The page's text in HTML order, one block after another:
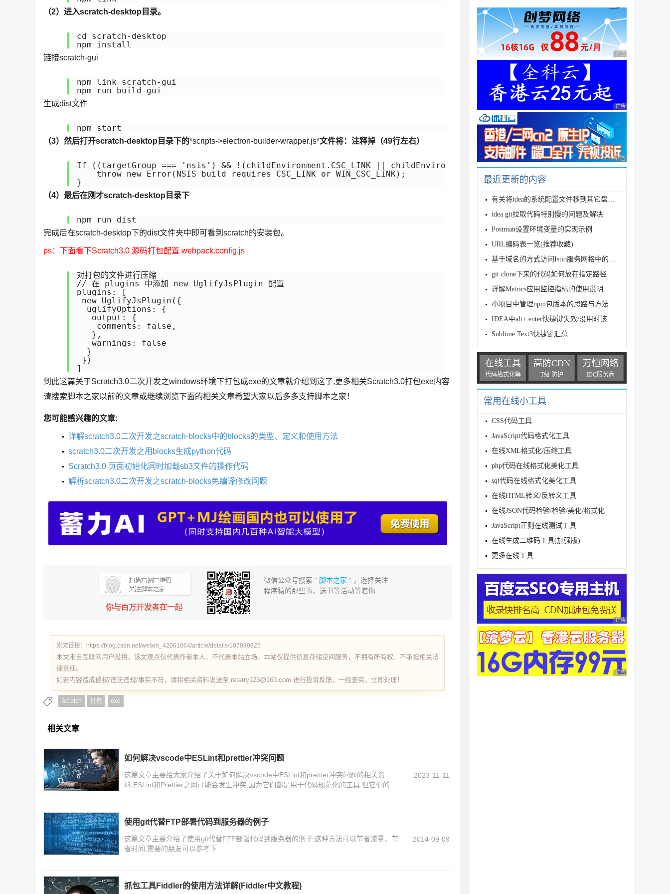
（2）进入scratch-desktop目录。
cd scratch-desktop
npm install
链接scratch-gui
npm link scratch-gui
npm run build-gui
生成dist文件
npm start
（3）然后打开scratch-desktop目录下的*scripts->electron-builder-wrapper.js*文件将：注释掉（49行左右）
If ((targetGroup === 'nsis') && !(childEnvironment.CSC_LINK || childEnvironment.WIN_CSC_LINK)) {
    throw new Error(NSIS build requires CSC_LINK or WIN_CSC_LINK);
}
（4）最后在刚才scratch-desktop目录下
npm run dist
完成后在scratch-desktop下的dist文件夹中即可看到scratch的安装包。
ps：下面看下Scratch3.0 源码打包配置 webpack.config.js
对打包的文件进行压缩
// 在 plugins 中添加 new UglifyJsPlugin 配置
plugins: [
new UglifyJsPlugin({
  uglifyOptions: {
   output: {
    comments: false,
   },
   warnings: false
  }
})
]
到此这篇关于Scratch3.0二次开发之windows环境下打包成exe的文章就介绍到这了,更多相关Scratch3.0打包exe内容
请搜索脚本之家以前的文章或继续浏览下面的相关文章希望大家以后多多支持脚本之家！
您可能感兴趣的文章:
详解scratch3.0二次开发之scratch-blocks中的blocks的类型、定义和使用方法
scratch3.0二次开发之用blocks生成python代码
Scratch3.0 页面初始化同时加载sb3文件的操作代码
解析scratch3.0二次开发之scratch-blocks免编译修改问题
微信公众号搜索 “脚本之家 ” ，选择关注
程序猿的那些事、送书等活动等着你
原文链接：https://blog.csdn.net/weixin_42061064/article/details/107080825
本文来自互联网用户投稿，该文观点仅代表作者本人，不代表本站立场。本站仅提供信息存储空间服务，不拥有所有权，不承担相关法
律责任。
如若内容造成侵权/违法违规/事实不符，请将相关资料发送至 reterry123@163.com 进行投诉反馈，一经查实，立即处理！
Scratch 打包 exe
相关文章
如何解决vscode中ESLint和prettier冲突问题
这篇文章主要给大家介绍了关于如何解决vscode中ESLint和prettier冲突问题的相关资
料,ESLint和Prettier之间可能会发生冲突,因为它们都是用于代码规范化的工具,但它们的规
2023-11-11
使用git代替FTP部署代码到服务器的例子
这篇文章主要介绍了使用git代替FTP部署代码到服务器的例子,这种方法可以节省流量、节
省时间,需要的朋友可以参考下
2014-09-09
抓包工具Fiddler的使用方法详解(Fiddler中文教程)
广告 商业广告，理性
广告 商业广告，理性
广告 商业广告，理性
最近更新的内容
有关将idea的系统配置文件移到其它盘激活失效的问题
idea git拉取代码特别慢的问题及解决
Postman设置环境变量的实现示例
URL编码表一览(推荐收藏)
基于域名的方式访问Istio服务网格中的多个应用程序的方法详解
git clone下来的代码如何放在指定路径
详解Metrics应用监控指标的使用说明
小项目中管理npm包版本的思路与方法
IDEA中alt+ enter快捷键失效/没用时该怎么办(详细版)
Sublime Text3快捷键汇总
在线工具
代码格式化等
高防CDN
T级 防护
万恒网络
IDC服务商
常用在线小工具
CSS代码工具
JavaScript代码格式化工具
在线XML格式化/压缩工具
php代码在线格式化美化工具
sql代码在线格式化美化工具
在线HTML转义/反转义工具
在线JSON代码检验/检验/美化/格式化
JavaScript正则在线测试工具
在线生成二维码工具(加强版)
更多在线工具
广告 商业广告，理性
广告 商业广告，理性